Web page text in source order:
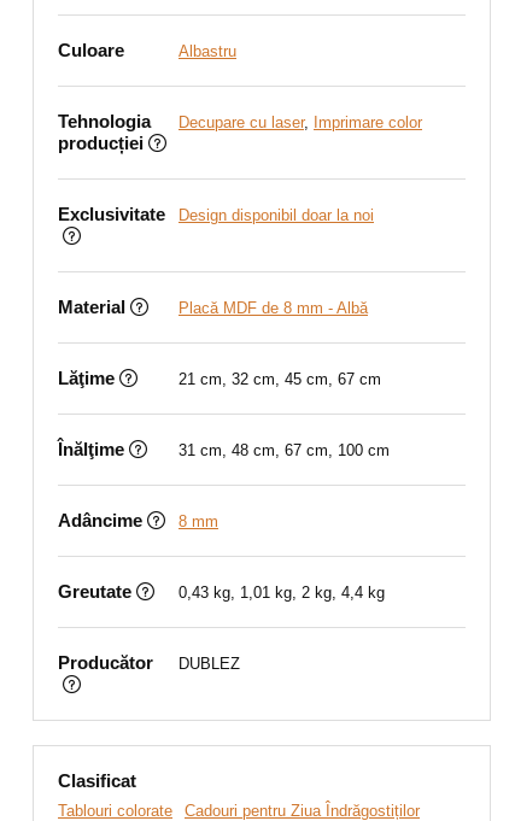
Culoare Albastru
Tehnologia
producției
Decupare cu laser, Imprimare color
Exclusivitate Design disponibil doar la noi
Material Placă MDF de 8 mm - Albă
Lăţime 21 cm, 32 cm, 45 cm, 67 cm
Înălţime 31 cm, 48 cm, 67 cm, 100 cm
Adâncime 8 mm
Greutate 0,43 kg, 1,01 kg, 2 kg, 4,4 kg
Producător DUBLEZ
Clasificat
Tablouri colorate
Cadouri pentru Ziua Îndrăgostiților